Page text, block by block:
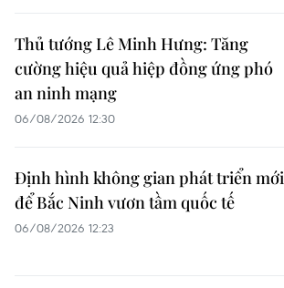
Thủ tướng Lê Minh Hưng: Tăng
cường hiệu quả hiệp đồng ứng phó
an ninh mạng
06/08/2026 12:30
Định hình không gian phát triển mới
để Bắc Ninh vươn tầm quốc tế
06/08/2026 12:23